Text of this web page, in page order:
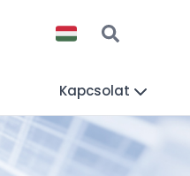
Kapcsolat